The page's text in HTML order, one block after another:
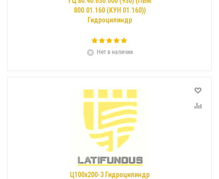
800.01.160 (КУН 01.160))
Гидроцилиндр
Нет в наличии
Ц100х200-3 Гидроцилиндр